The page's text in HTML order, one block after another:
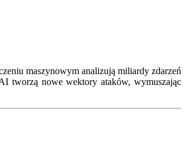
maszynowym analizują miliardy zdarzeń
tworzą nowe wektory ataków, wymuszając